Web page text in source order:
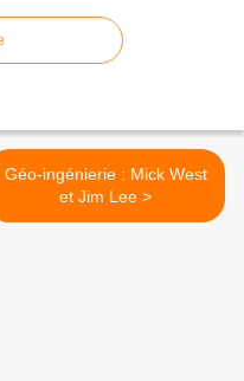
Géo-ingénierie : Mick West
et Jim Lee >